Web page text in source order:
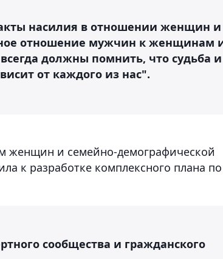
насилия в отношении женщин и
отношение мужчин к женщинам
должны помнить, что судьба и
от каждого из нас".
женщин и семейно-демографической
к разработке комплексного плана по
сообщества и гражданского